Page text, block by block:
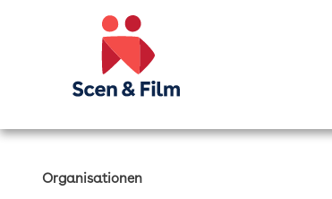
Organisationen